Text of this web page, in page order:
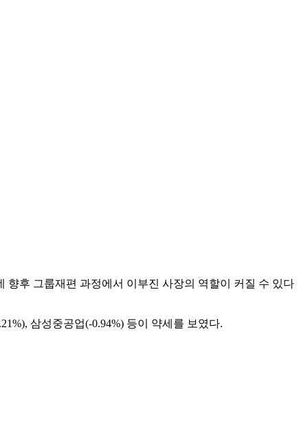
후 그룹재편 과정에서 이부진 사장의 역할이 커질 수 있다
삼성중공업(-0.94%) 등이 약세를 보였다.